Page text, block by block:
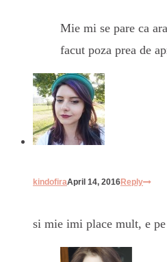
Mie mi se pare ca
facut poza prea de
kindofiraApril 14, 2016Reply
si mie imi place mult, e